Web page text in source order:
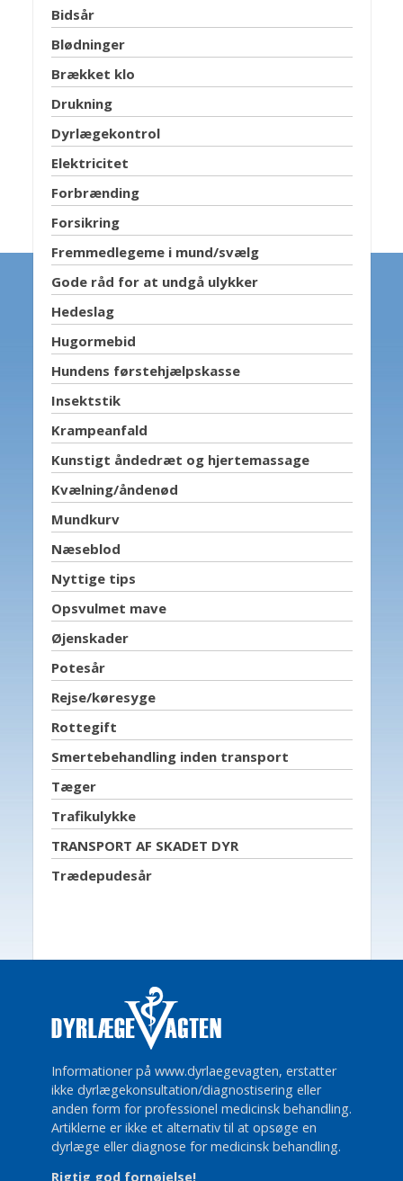
Bidsår
Blødninger
Brækket klo
Drukning
Dyrlægekontrol
Elektricitet
Forbrænding
Forsikring
Fremmedlegeme i mund/svælg
Gode råd for at undgå ulykker
Hedeslag
Hugormebid
Hundens førstehjælpskasse
Insektstik
Krampeanfald
Kunstigt åndedræt og hjertemassage
Kvælning/åndenød
Mundkurv
Næseblod
Nyttige tips
Opsvulmet mave
Øjenskader
Potesår
Rejse/køresyge
Rottegift
Smertebehandling inden transport
Tæger
Trafikulykke
TRANSPORT AF SKADET DYR
Trædepudesår
Informationer på www.dyrlaegevagten, erstatter
ikke dyrlægekonsultation/diagnostisering eller
anden form for professionel medicinsk behandling.
Artiklerne er ikke et alternativ til at opsøge en
dyrlæge eller diagnose for medicinsk behandling.
Rigtig god fornøjelse!